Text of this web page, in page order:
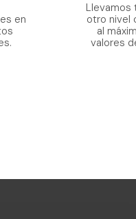
en
Llevamos
otro nivel
al
valores